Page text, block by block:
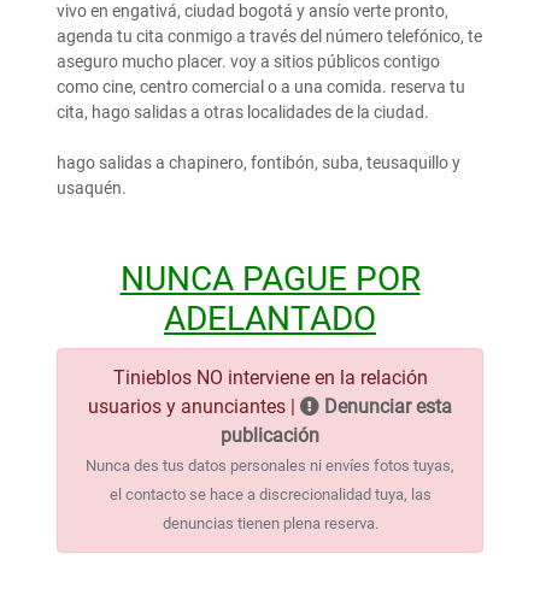
vivo en engativá, ciudad bogotá y ansío verte pronto,
agenda tu cita conmigo a través del número telefónico, te
aseguro mucho placer. voy a sitios públicos contigo
como cine, centro comercial o a una comida. reserva tu
cita, hago salidas a otras localidades de la ciudad.
hago salidas a chapinero, fontibón, suba, teusaquillo y
usaquén.
NUNCA PAGUE POR
ADELANTADO
Tinieblos NO interviene en la relación
usuarios y anunciantes |
Denunciar esta
publicación
Nunca des tus datos personales ni envíes fotos tuyas,
el contacto se hace a discrecionalidad tuya, las
denuncias tienen plena reserva.